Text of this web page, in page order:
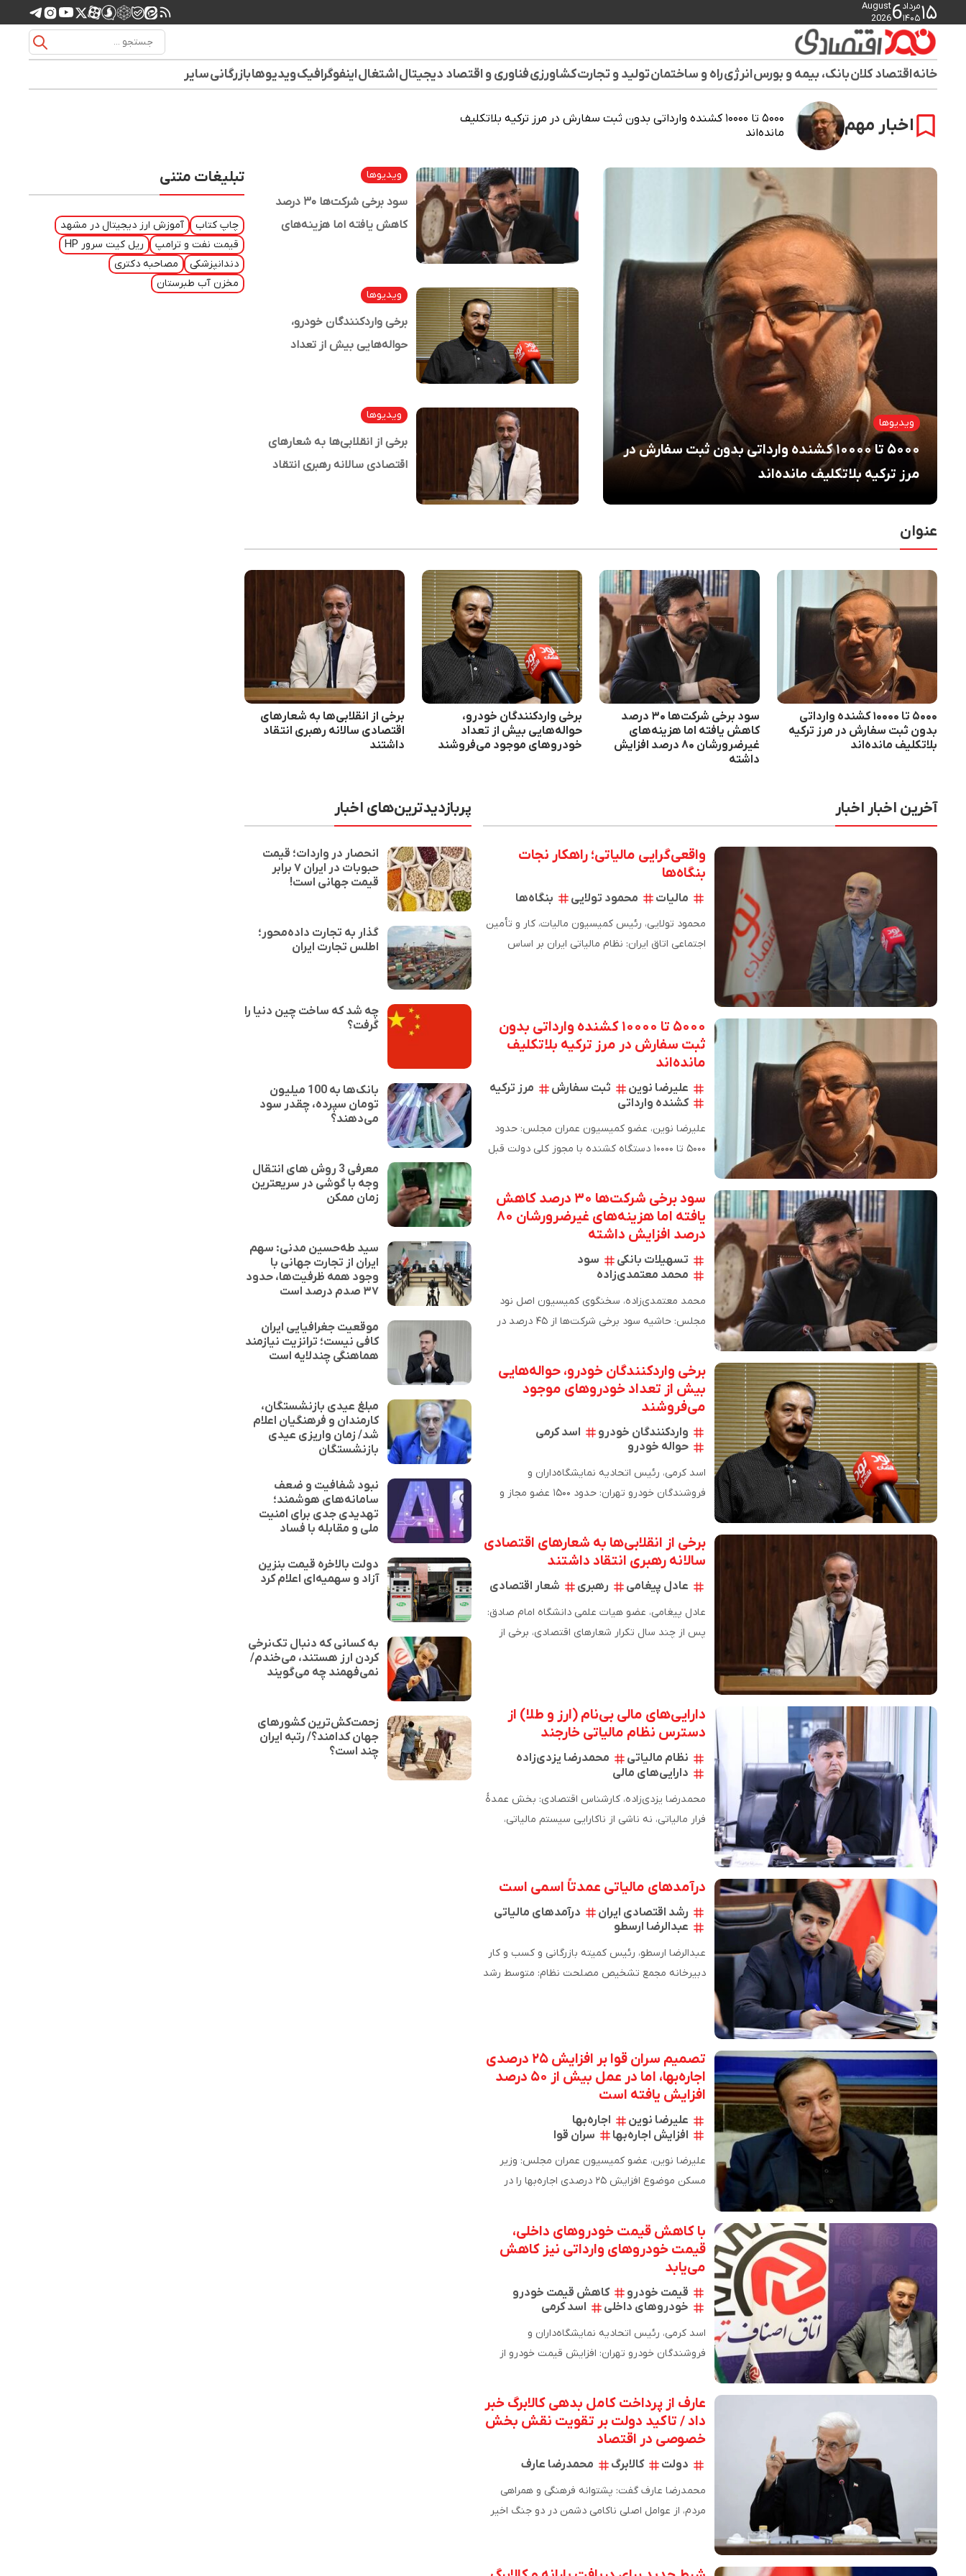
۱۵مرداد
۱۴۰۵6
August
2026
خانهاقتصاد کلانبانک، بیمه و بورسانرژیراه و ساختمانتولید و تجارتکشاورزیفناوری و اقتصاد دیجیتالاشتغالاینفوگرافیکویدیوهابازرگانیسایر
اخبار مهم
۵۰۰۰ تا ۱۰۰۰۰ کشنده وارداتی بدون ثبت سفارش در مرز ترکیه بلاتکلیف
مانده‌اند
ویدیوها
۵۰۰۰ تا ۱۰۰۰۰ کشنده وارداتی بدون ثبت سفارش در
مرز ترکیه بلاتکلیف مانده‌اند
ویدیوها
سود برخی شرکت‌ها ۳۰ درصد
کاهش یافته اما هزینه‌های
ویدیوها
برخی واردکنندگان خودرو،
حواله‌هایی بیش از تعداد
ویدیوها
برخی از انقلابی‌ها به شعارهای
اقتصادی سالانه رهبری انتقاد
عنوان
۵۰۰۰ تا ۱۰۰۰۰ کشنده وارداتی
بدون ثبت سفارش در مرز ترکیه
بلاتکلیف مانده‌اند
سود برخی شرکت‌ها ۳۰ درصد
کاهش یافته اما هزینه‌های
غیرضرورشان ۸۰ درصد افزایش
داشته
برخی واردکنندگان خودرو،
حواله‌هایی بیش از تعداد
خودروهای موجود می‌فروشند
برخی از انقلابی‌ها به شعارهای
اقتصادی سالانه رهبری انتقاد
داشتند
تبلیغات متنی
چاپ کتاب
آموزش ارز دیجیتال در مشهد
قیمت نفت و ترامپ
ریل کیت سرور HP
دندانپزشکی
مصاحبه دکتری
مخزن آب طبرستان
آخرین اخبار اخبار
واقعی‌گرایی مالیاتی؛ راهکار نجات
بنگاه‌ها
مالیات محمود تولایی بنگاه‌ها
محمود تولایی، رئیس کمیسیون مالیات، کار و تأمین
اجتماعی اتاق ایران: نظام مالیاتی ایران بر اساس
۵۰۰۰ تا ۱۰۰۰۰ کشنده وارداتی بدون
ثبت سفارش در مرز ترکیه بلاتکلیف
مانده‌اند
علیرضا نوین ثبت سفارش
مرز ترکیه
کشنده وارداتی
علیرضا نوین، عضو کمیسیون عمران مجلس: حدود
۵۰۰۰ تا ۱۰۰۰۰ دستگاه کشنده با مجوز کلی دولت قبل
سود برخی شرکت‌ها ۳۰ درصد کاهش
یافته اما هزینه‌های غیرضرورشان ۸۰
درصد افزایش داشته
تسهیلات بانکی
سود
محمد معتمدی‌زاده
محمد معتمدی‌زاده، سخنگوی کمیسیون اصل نود
مجلس: حاشیه سود برخی شرکت‌ها از ۴۵ درصد در
برخی واردکنندگان خودرو، حواله‌هایی
بیش از تعداد خودروهای موجود
می‌فروشند
واردکنندگان خودرو
اسد کرمی
حواله خودرو
اسد کرمی، رئیس اتحادیه نمایشگاه‌داران و
فروشندگان خودرو تهران: حدود ۱۵۰۰ عضو مجاز و
برخی از انقلابی‌ها به شعارهای اقتصادی
سالانه رهبری انتقاد داشتند
عادل پیغامی رهبری شعار اقتصادی
عادل پیغامی، عضو هیات علمی دانشگاه امام صادق:
پس از چند سال تکرار شعارهای اقتصادی، برخی از
دارایی‌های مالی بی‌نام (ارز و طلا) از
دسترس نظام مالیاتی خارجند
نظام مالیاتی
محمدرضا یزدی‌زاده
دارایی‌های مالی
محمدرضا یزدی‌زاده، کارشناس اقتصادی: بخش عمدهٔ
فرار مالیاتی، نه ناشی از ناکارایی سیستم مالیاتی،
درآمدهای مالیاتی عمدتاً اسمی است
رشد اقتصادی ایران
درآمدهای مالیاتی
عبدالرضا ارسطو
عبدالرضا ارسطو، رئیس کمیته بازرگانی و کسب و کار
دبیرخانه مجمع تشخیص مصلحت نظام: متوسط رشد
تصمیم سران قوا بر افزایش ۲۵ درصدی
اجاره‌بها، اما در عمل بیش از ۵۰ درصد
افزایش یافته است
علیرضا نوین
اجاره‌بها
افزایش اجاره‌بها
سران قوا
علیرضا نوین، عضو کمیسیون عمران مجلس: وزیر
مسکن موضوع افزایش ۲۵ درصدی اجاره‌بها را در
با کاهش قیمت خودروهای داخلی،
قیمت خودروهای وارداتی نیز کاهش
می‌یابد
قیمت خودرو
کاهش قیمت خودرو
خودروهای داخلی
اسد کرمی
اسد کرمی، رئیس اتحادیه نمایشگاه‌داران و
فروشندگان خودرو تهران: افزایش قیمت خودرو از
عارف از پرداخت کامل بدهی کالابرگ خبر
داد / تاکید دولت بر تقویت نقش بخش
خصوصی در اقتصاد
دولت کالابرگ محمدرضا عارف
محمدرضا عارف گفت: پشتوانه فرهنگی و همراهی
مردم، از عوامل اصلی ناکامی دشمن در دو جنگ اخیر
پربازدیدترین‌های اخبار
انحصار در واردات؛ قیمت
حبوبات در ایران ۷ برابر
قیمت جهانی است!
گذار به تجارت داده‌محور؛
اطلس تجارت ایران
چه شد که ساخت چین دنیا را
گرفت؟
بانک‌ها به 100 میلیون
تومان سپرده، چقدر سود
می‌دهند؟
معرفی 3 روش های انتقال
وجه با گوشی در سریعترین
زمان ممکن
سید طه‌حسین مدنی: سهم
ایران از تجارت جهانی با
وجود همه ظرفیت‌ها، حدود
۳۷ صدم درصد است
موقعیت جغرافیایی ایران
کافی نیست؛ ترانزیت نیازمند
هماهنگی چندلایه است
مبلغ عیدی بازنشستگان،
کارمندان و فرهنگیان اعلام
شد/ زمان واریزی عیدی
بازنشستگان
نبود شفافیت و ضعف
سامانه‌های هوشمند؛
تهدیدی جدی برای امنیت
ملی و مقابله با فساد
دولت بالاخره قیمت بنزین
آزاد و سهمیه‌ای اعلام کرد
به کسانی که دنبال تک‌نرخی
کردن ارز هستند، می‌خندم/
نمی‌فهمند چه می‌گویند
زحمت‌کش‌ترین کشورهای
جهان کدامند؟/ رتبه ایران
چند است؟